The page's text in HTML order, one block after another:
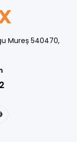
Mureș 540470,